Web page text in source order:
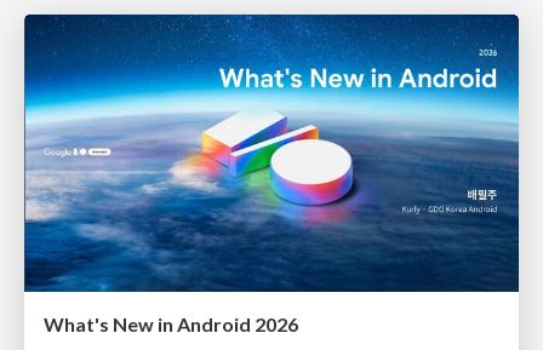
What's New in Android 2026